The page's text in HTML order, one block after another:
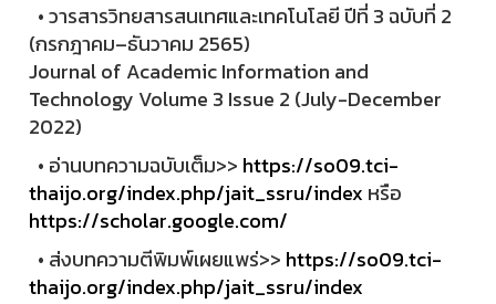
• วารสารวิทยสารสนเทศและเทคโนโลยี ปีที่ 3 ฉบับที่ 2
(กรกฎาคม–ธันวาคม 2565)
Journal of Academic Information and
Technology Volume 3 Issue 2 (July-December
2022)
• อ่านบทความฉบับเต็ม>> https://so09.tci-
thaijo.org/index.php/jait_ssru/index หรือ
https://scholar.google.com/
• ส่งบทความตีพิมพ์เผยแพร่>> https://so09.tci-
thaijo.org/index.php/jait_ssru/index